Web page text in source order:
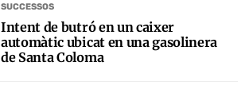
SUCCESSOS
Intent de butró en un caixer
automàtic ubicat en una gasolinera
de Santa Coloma